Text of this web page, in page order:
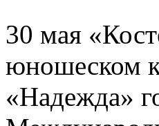
30 мая
юношеском
«Надежда»